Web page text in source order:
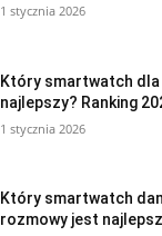
1 stycznia 2026
Który smartwatch dla
najlepszy? Ranking
1 stycznia 2026
Który smartwatch
rozmowy jest